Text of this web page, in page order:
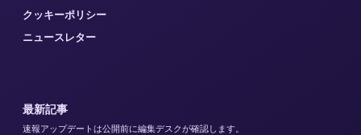
クッキーポリシー
ニュースレター
最新記事
速報アップデートは公開前に編集デスクが確認します。